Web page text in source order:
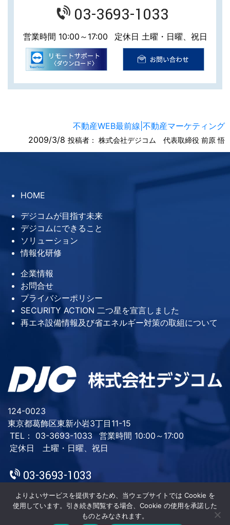
03-3693-1033
営業時間 10:00～17:00 定休日 土曜・日曜、祝日
不動産WEB最前線|不動産マーケティング
2009/3/8 投稿者： 株式会社デジコム 代表取締役 前原 悟
HOME
デジコムが目指す未来
デジコムにできること
ソリューション
情報化研修
企業情報
お問合せ
プライバシーポリシー
SECURITY ACTION 二つ星を宣言しました
再エネ設備情報及び省エネルギー対策の取組について
124-0023
東京都葛飾区東新小岩3丁目11-15
TEL： 03-3693-1033
営業時間 10:00～17:00
定休日 土曜・日曜、祝日
03-3693-1033
よりよいサービスを提供するため、当ウェブサイトでは Cookie を
使用しています。引き続き閲覧する場合、Cookie の使用を承諾した
ものとみなされます。